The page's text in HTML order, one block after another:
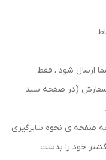
ارسال شود ، فقط
سفارش (در صفحه سبد
به صفحه ی نحوه سایزگیری
خود را بدست